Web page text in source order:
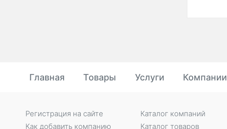
Главная Товары Услуги Компании
Регистрация на сайте
Как добавить компанию
Каталог компаний
Каталог товаров